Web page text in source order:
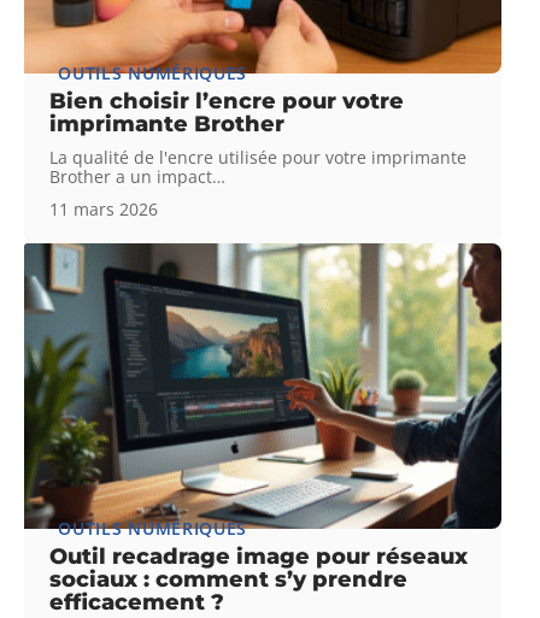
OUTILS NUMÉRIQUES
Bien choisir l’encre pour votre
imprimante Brother
La qualité de l'encre utilisée pour votre imprimante
Brother a un impact…
11 mars 2026
OUTILS NUMÉRIQUES
Outil recadrage image pour réseaux
sociaux : comment s’y prendre
efficacement ?